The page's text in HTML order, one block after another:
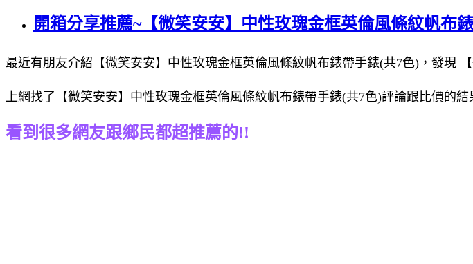
開箱分享推薦~【微笑安安】中性玫瑰金框英倫風條紋帆布
最近有朋友介紹【微笑安安】中性玫瑰金框英倫風條紋帆布錶帶手錶(共7色)，發現
上網找了【微笑安安】中性玫瑰金框英倫風條紋帆布錶帶手錶(共7色)評論跟比價的
看到很多網友跟鄉民都超推薦的!!